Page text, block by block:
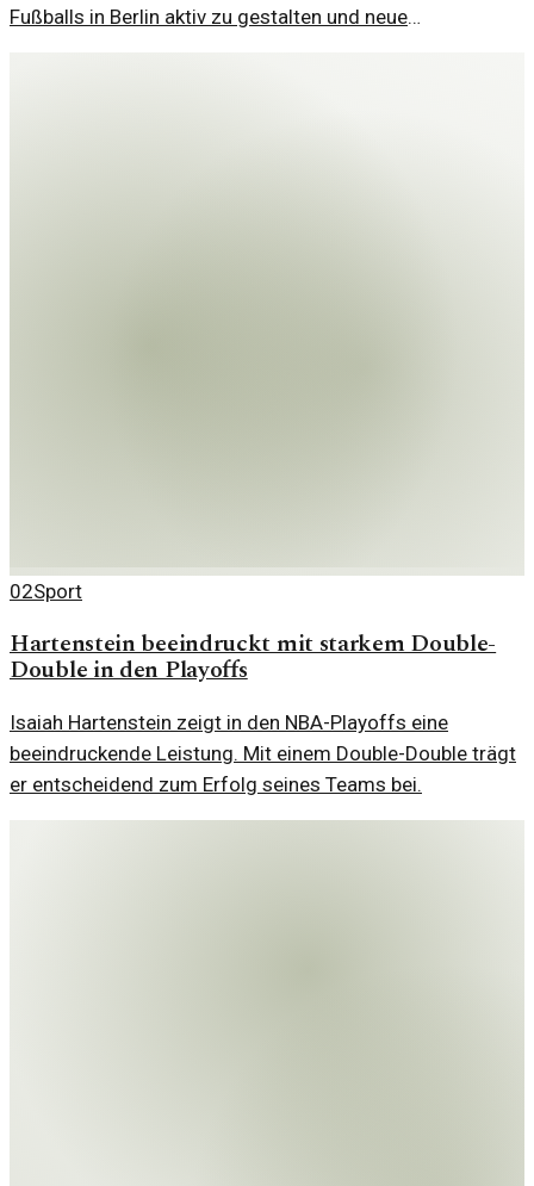
Fußballs in Berlin aktiv zu gestalten und neue
02Sport
Hartenstein beeindruckt mit starkem Double-
Double in den Playoffs
Isaiah Hartenstein zeigt in den NBA-Playoffs eine
beeindruckende Leistung. Mit einem Double-Double trägt
er entscheidend zum Erfolg seines Teams bei.